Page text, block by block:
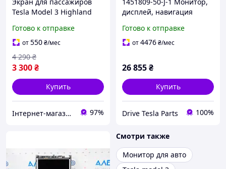
Tesla Model 3 Highland
(оригинал, б/у)
Готово к отправке
от550₴/мес
3 300₴
4 290 ₴
Купить
Інтернет-магазин "NicePrice" 97%
дисплей, навигация
Готово к отправке
от4476₴/мес
26 855₴
Купить
Drive Tesla Parts 100%
Смотри также
Монитор для авто